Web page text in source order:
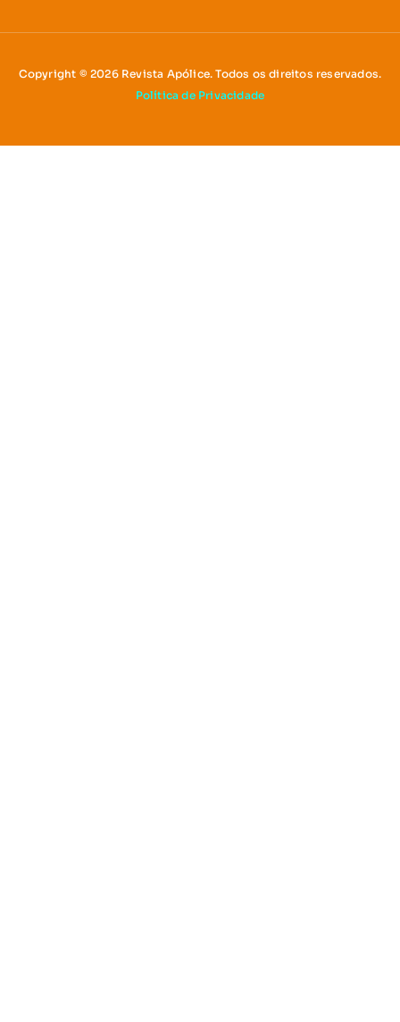
Copyright © 2026 Revista Apólice. Todos os direitos reservados.
Política de Privacidade